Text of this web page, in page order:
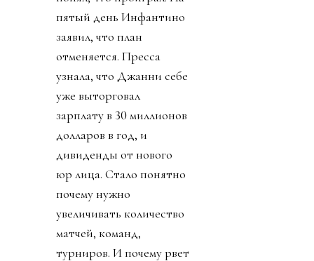
пятый день Инфантино
заявил, что план
отменяется. Пресса
узнала, что Джанни себе
уже выторговал
зарплату в 30 миллионов
долларов в год, и
дивиденды от нового
юр лица. Стало понятно
почему нужно
увеличивать количество
матчей, команд,
турниров. И почему рвет